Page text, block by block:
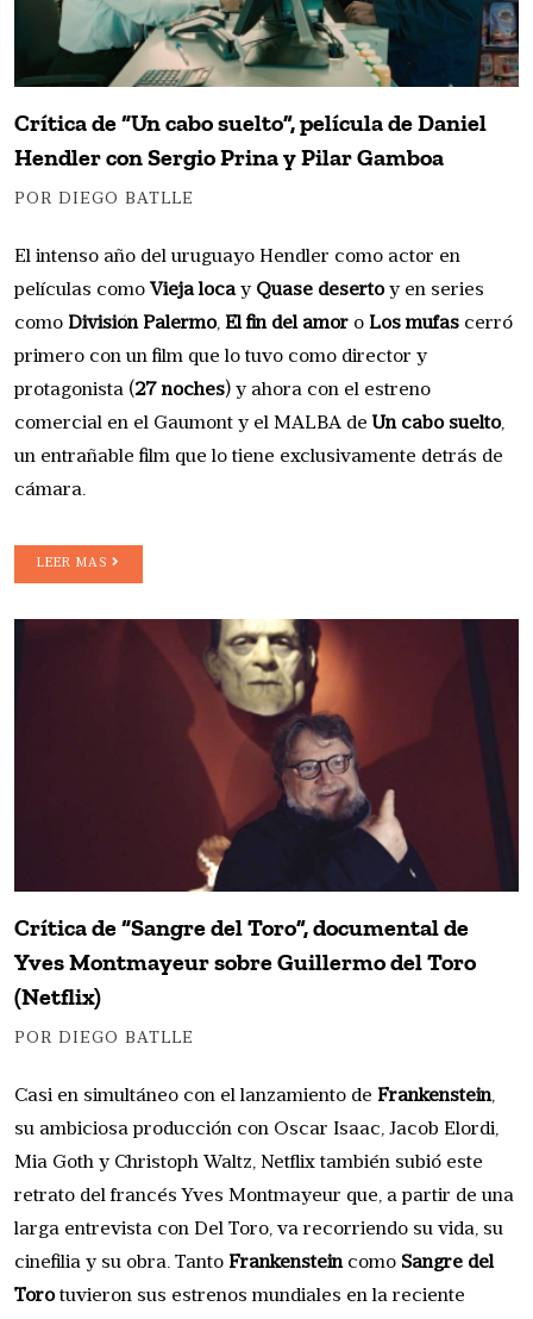
Crítica de “Un cabo suelto”, película de Daniel
Hendler con Sergio Prina y Pilar Gamboa
POR DIEGO BATLLE
El intenso año del uruguayo Hendler como actor en
películas como Vieja locay Quase desertoy en series
como División Palermo, El fin del amor o Los mufas cerró
primero con un film que lo tuvo como director y
protagonista (27 noches) y ahora con el estreno
comercial en el Gaumont y el MALBA de Un cabo suelto,
un entrañable film que lo tiene exclusivamente detrás de
cámara.
LEER MAS
Crítica de “Sangre del Toro”, documental de
Yves Montmayeur sobre Guillermo del Toro
(Netflix)
POR DIEGO BATLLE
Casi en simultáneo con el lanzamiento de Frankenstein,
su ambiciosa producción con Oscar Isaac, Jacob Elordi,
Mia Goth y Christoph Waltz, Netflix también subió este
retrato del francés Yves Montmayeur que, a partir de una
larga entrevista con Del Toro, va recorriendo su vida, su
cinefilia y su obra. Tanto Frankensteincomo Sangre del
Torotuvieron sus estrenos mundiales en la reciente